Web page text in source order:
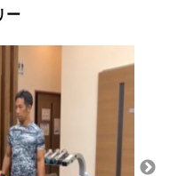
ー